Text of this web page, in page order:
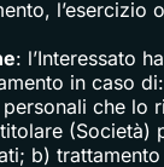
l’esercizio
: l’Interessato
in caso
che lo
(Società)
b)